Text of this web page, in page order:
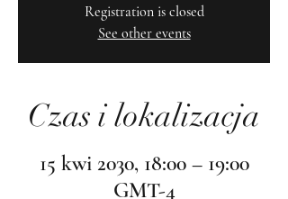
Registration is closed
See other events
Czas i lokalizacja
15 kwi 2030, 18:00 – 19:00
GMT-4